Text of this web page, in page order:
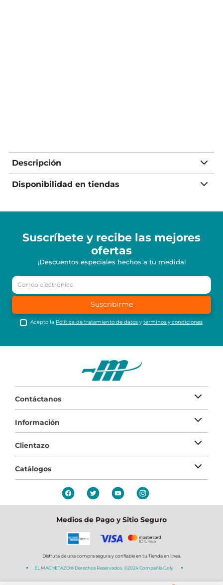
Descripción
Disponibilidad en tiendas
Suscríbete y recibe las mejores
ofertas
¡Descuentos especiales hechos a tu medida!
Suscribirme
Acepto la Política de tratamiento de datos ytérminos y condiciones
Contáctanos
Información
Clientazo
Catálogos
Medios de Pago y Sitio Seguro
Disfruta de una compra segura y confiable en tu Tienda en línea.
EL MACHETAZO® Derechos Reservados. ©2024 Compañia Goly